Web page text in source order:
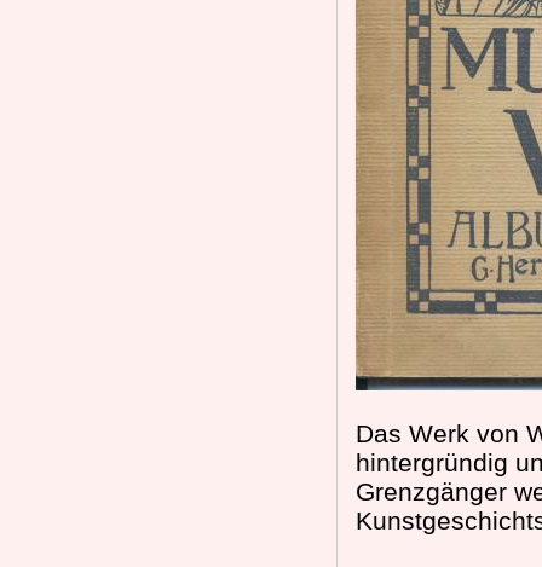
Das Werk von
hintergründig
Grenzgänger